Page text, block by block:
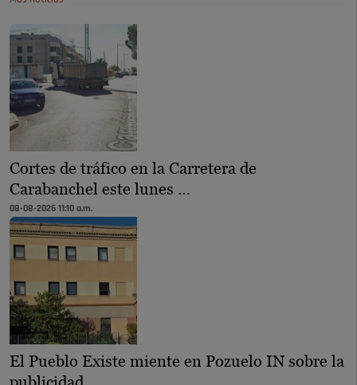
Cortes de tráfico en la Carretera de
Carabanchel este lunes …
08-08-2026 11:10 a.m.
El Pueblo Existe miente en Pozuelo IN sobre la